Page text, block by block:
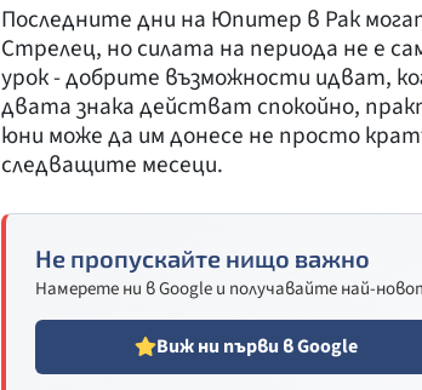
Последните дни на Юпитер в Рак
Стрелец, но силата на периода не е
урок - добрите възможности идват,
двата знака действат спокойно,
юни може да им донесе не просто
следващите месеци.
Не пропускайте нищо важно
Намерете ни в Google и получавайте най-
Виж ни първи в Google